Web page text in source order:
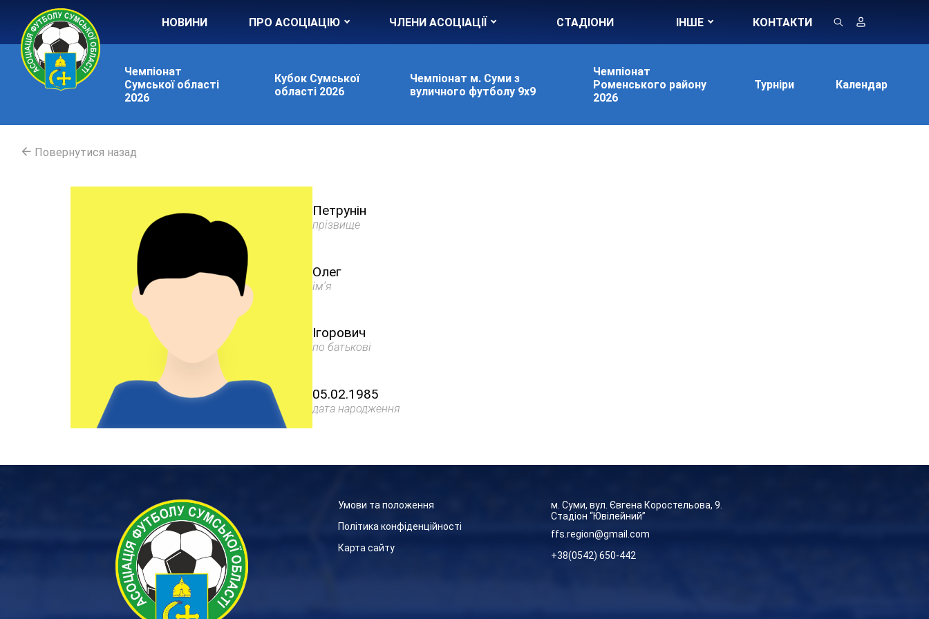
НОВИНИ ПРО АСОЦІАЦІЮ ЧЛЕНИ АСОЦІАЦІЇ СТАДІОНИ ІНШЕ КОНТАКТИ
Чемпіонат
Сумської області
2026
Кубок Сумської
області 2026
Чемпіонат м. Суми з
вуличного футболу 9х9
Чемпіонат
Роменського району
2026
Турніри Календар
Повернутися назад
Петрунін
прізвище
Олег
ім'я
Ігорович
по батькові
05.02.1985
дата народження
Умови та положення
Політика конфіденційності
Карта сайту
м. Суми, вул. Євгена Коростельова, 9.
Стадіон “Ювілейний”
ffs.region@gmail.com
+38(0542) 650-442